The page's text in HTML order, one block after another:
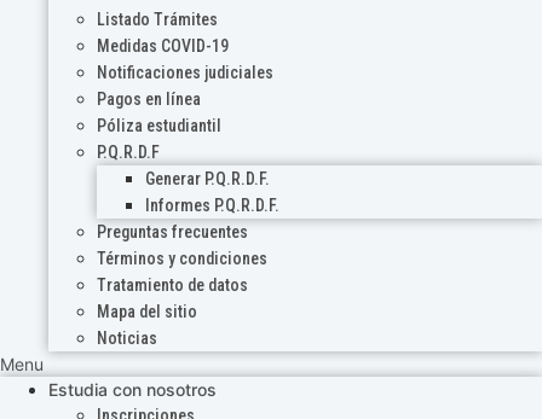
Listado Trámites
Medidas COVID-19
Notificaciones judiciales
Pagos en línea
Póliza estudiantil
P.Q.R.D.F
Generar P.Q.R.D.F.
Informes P.Q.R.D.F.
Preguntas frecuentes
Términos y condiciones
Tratamiento de datos
Mapa del sitio
Noticias
Menu
Estudia con nosotros